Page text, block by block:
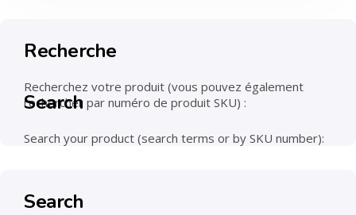
Recherche
Recherchez votre produit (vous pouvez également
rechercher par numéro de produit SKU) :
Search
Search your product (search terms or by SKU number):
Search